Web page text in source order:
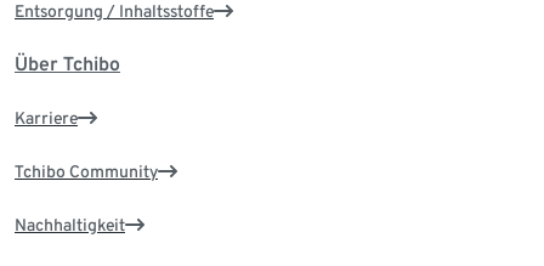
Entsorgung / Inhaltsstoffe
Über Tchibo
Karriere
Tchibo Community
Nachhaltigkeit